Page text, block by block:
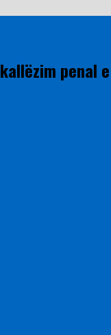
penal